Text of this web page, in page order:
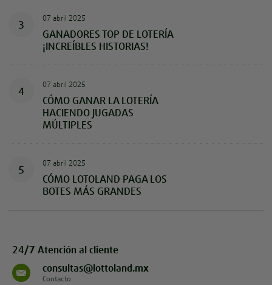
3 07 abril 2025
GANADORES TOP DE LOTERÍA
¡INCREÍBLES HISTORIAS!
4 07 abril 2025
CÓMO GANAR LA LOTERÍA
HACIENDO JUGADAS
MÚLTIPLES
5 07 abril 2025
CÓMO LOTOLAND PAGA LOS
BOTES MÁS GRANDES
24/7 Atención al cliente
consultas@lottoland.mx
Contacto